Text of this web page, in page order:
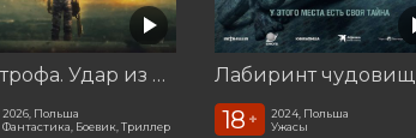
Катастрофа. Удар из космоса
2026, Польша
Фантастика, Боевик, Триллер
Лабиринт чудовищ
18 +
2024, Польша
Ужасы